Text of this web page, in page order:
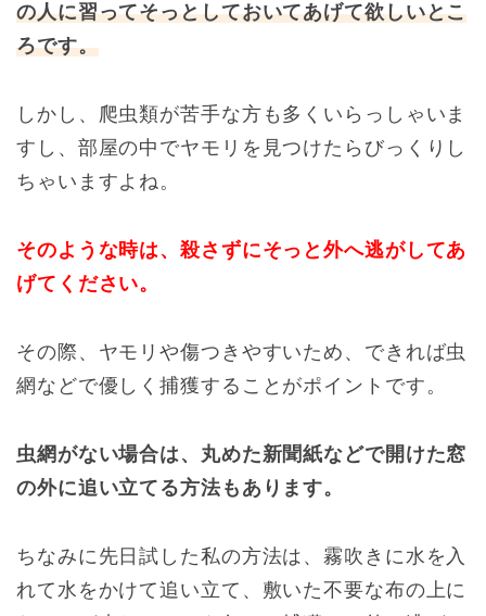
の人に習ってそっとしておいてあげて欲しいとこ
ろです。
しかし、爬虫類が苦手な方も多くいらっしゃいま
すし、部屋の中でヤモリを見つけたらびっくりし
ちゃいますよね。
そのような時は、殺さずにそっと外へ逃がしてあ
げてください。
その際、ヤモリや傷つきやすいため、できれば虫
網などで優しく捕獲することがポイントです。
虫網がない場合は、丸めた新聞紙などで開けた窓
の外に追い立てる方法もあります。
ちなみに先日試した私の方法は、霧吹きに水を入
れて水をかけて追い立て、敷いた不要な布の上に